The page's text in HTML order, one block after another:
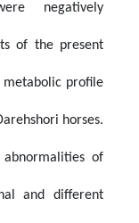
negatively
of the present
profile
horses.
of
and different